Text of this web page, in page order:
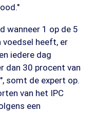
wanneer 1 op de 5
voedsel heeft, er
iedere dag
dan 30 procent van
somt de expert op.
van het IPC
een